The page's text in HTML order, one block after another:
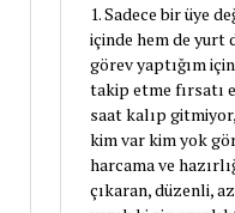
1. Sadece bir üye
içinde hem de yurt
görev yaptığım
takip etme fırsatı
saat kalıp
kim var kim yok
harcama ve
çıkaran, düzenli,